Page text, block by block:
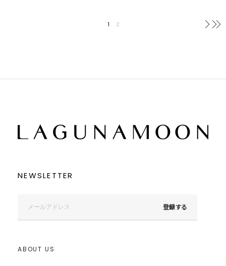
1 2 次へ
NEWSLETTER
登録する
ABOUT US